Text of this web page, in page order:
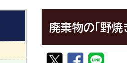
廃棄物の「野焼